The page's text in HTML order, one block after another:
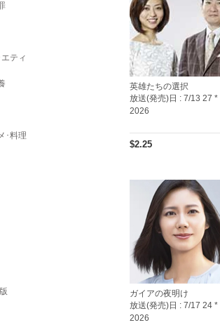
英雄たちの選択
放送(発売)日 : 7/13 27 *
2026
$2.25
ガイアの夜明け
放送(発売)日 : 7/17 24 *
2026
ティ
･料理